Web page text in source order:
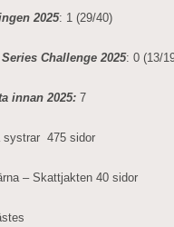
2025: 1 (29/40)
Challenge 2025: 0 (13/
innan 2025: 7
systrar 475 sidor
– Skattjakten 40 sidor